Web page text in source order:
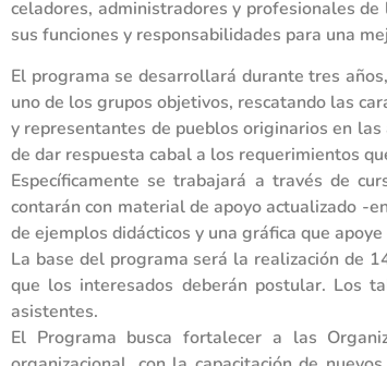
celadores, administradores y profesionales
sus funciones y responsabilidades para una
El programa se desarrollará durante tres
uno de los grupos objetivos, rescatando las
y representantes de pueblos originarios en
de dar respuesta cabal a los requerimientos
Específicamente se trabajará a través de
contarán con material de apoyo actualizado -
de ejemplos didácticos y una gráfica que
La base del programa será la realización de
que los interesados deberán postular. Los
asistentes.
El Programa busca fortalecer a las